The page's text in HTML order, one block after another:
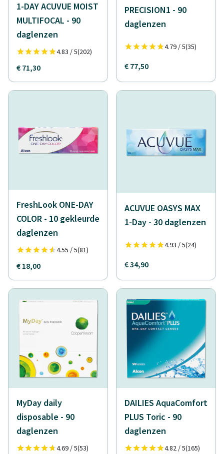
1-DAY ACUVUE MOIST
MULTIFOCAL - 90
daglenzen
4.83 / 5(202)
€ 71,30
PRECISION1 - 90
daglenzen
4.79 / 5(35)
€ 77,50
FreshLook ONE-DAY
COLOR - 10 gekleurde
daglenzen
4.55 / 5(81)
€ 18,00
ACUVUE OASYS MAX
1-Day - 30 daglenzen
4.93 / 5(24)
€ 34,90
MyDay daily
disposable - 90
daglenzen
4.69 / 5(53)
DAILIES AquaComfort
PLUS Toric - 90
daglenzen
4.82 / 5(165)